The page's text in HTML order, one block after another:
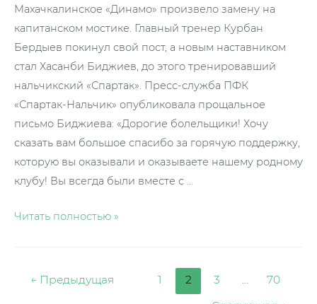
Махачкалинское «Динамо» произвело замену на
капитанском мостике. Главный тренер Курбан
Бердыев покинул свой пост, а новым наставником
стал Хасанби Биджиев, до этого тренировавший
нальчикский «Спартак». Пресс-служба ПФК
«Спартак-Нальчик» опубликовала прощальное
письмо Биджиева: «Дорогие болельщики! Хочу
сказать вам большое спасибо за горячую поддержку,
которую вы оказывали и оказываете нашему родному
клубу! Вы всегда были вместе с …
Хасанби
махачкалинское
Читать полностью »
Пагинация
← Предыдущая 1 2 3 …
70